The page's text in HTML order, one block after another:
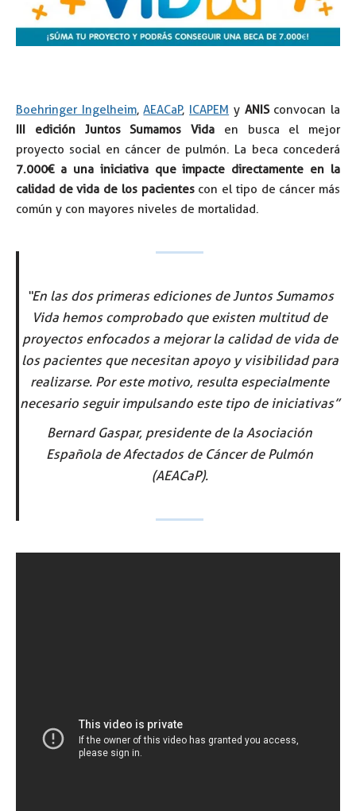
Boehringer Ingelheim,AEACaP, ICAPEM y ANISconvocan la
III edición Juntos Sumamos Vida en busca el mejor
proyecto social en cáncer de pulmón. La beca concederá
7.000€ a una iniciativa que impacte directamente en la
calidad de vida de los pacientescon el tipo de cáncer más
común y con mayores niveles de mortalidad.
“En las dos primeras ediciones de Juntos Sumamos
Vida hemos comprobado que existen multitud de
proyectos enfocados a mejorar la calidad de vida de
los pacientes que necesitan apoyo y visibilidad para
realizarse. Por este motivo, resulta especialmente
necesario seguir impulsando este tipo de iniciativas”
Bernard Gaspar, presidente de la Asociación
Española de Afectados de Cáncer de Pulmón
(AEACaP).